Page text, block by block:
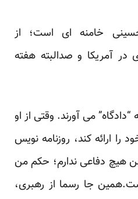
خامنه ای است؛ از
در آمریکا و صدالبته هفته
می آورند. وقتی از او
ارائه کند، روزنامه نویس
هیچ دفاعی ندارم؛ حکم من
جا رسما از رهبری،